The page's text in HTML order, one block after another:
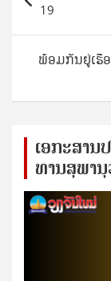
navigation
19
ພ້ອມກັນຢູ່ເຮື
ເອ​ກະ​ສານ​
ທານ​ສຸ​ພາ​ນຸ​